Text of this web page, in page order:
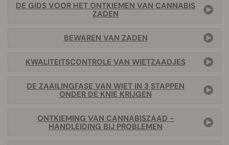
DE GIDS VOOR HET ONTKIEMEN VAN CANNABIS
ZADEN
BEWAREN VAN ZADEN
KWALITEITSCONTROLE VAN WIETZAADJES
DE ZAAILINGFASE VAN WIET IN 3 STAPPEN
ONDER DE KNIE KRIJGEN
ONTKIEMING VAN CANNABISZAAD -
HANDLEIDING BIJ PROBLEMEN